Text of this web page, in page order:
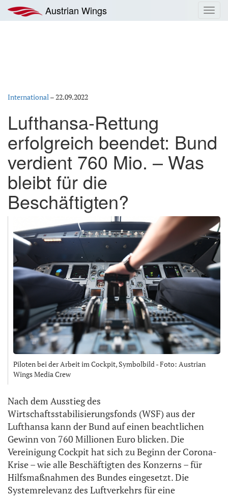
Inhalt
springen
Austrian Wings
International–22.09.2022
Lufthansa-Rettung
erfolgreich beendet: Bund
verdient 760 Mio. – Was
bleibt für die
Beschäftigten?
Piloten bei der Arbeit im Cockpit, Symbolbild - Foto: Austrian
Wings Media Crew
Nach dem Ausstieg des
Wirtschaftsstabilisierungsfonds (WSF) aus der
Lufthansa kann der Bund auf einen beachtlichen
Gewinn von 760 Millionen Euro blicken. Die
Vereinigung Cockpit hat sich zu Beginn der Corona-
Krise – wie alle Beschäftigten des Konzerns – für
Hilfsmaßnahmen des Bundes eingesetzt. Die
Systemrelevanz des Luftverkehrs für eine